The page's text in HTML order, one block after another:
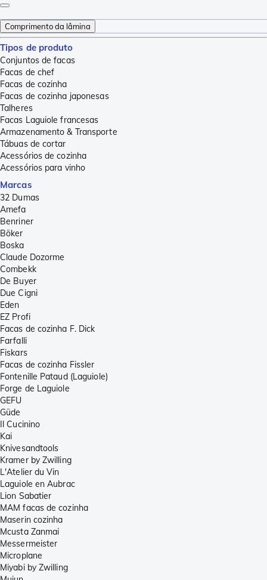
Comprimento da lâmina
Tipos de produto
Conjuntos de facas
Facas de chef
Facas de cozinha
Facas de cozinha japonesas
Talheres
Facas Laguiole francesas
Armazenamento & Transporte
Tábuas de cortar
Acessórios de cozinha
Acessórios para vinho
Marcas
32 Dumas
Amefa
Benriner
Böker
Boska
Claude Dozorme
Combekk
De Buyer
Due Cigni
Eden
EZ Profi
Facas de cozinha F. Dick
Farfalli
Fiskars
Facas de cozinha Fissler
Fontenille Pataud (Laguiole)
Forge de Laguiole
GEFU
Güde
Il Cucinino
Kai
Knivesandtools
Kramer by Zwilling
L'Atelier du Vin
Laguiole en Aubrac
Lion Sabatier
MAM facas de cozinha
Maserin cozinha
Mcusta Zanmai
Messermeister
Microplane
Miyabi by Zwilling